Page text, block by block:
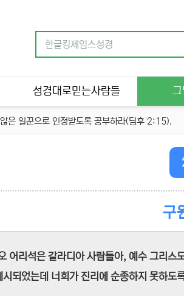
성경대로믿는사람들
은 일꾼으로 인정받도록 공부하라(딤후 2:15).
구
어리석은 갈라디아 사람들아, 예수 그리스
시되었는데 너희가 진리에 순종하지 못하도